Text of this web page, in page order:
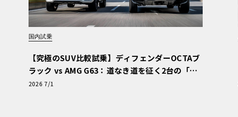
国内試乗
【究極のSUV比較試乗】ディフェンダーOCTAブ
ラック vs AMG G63：道なき道を征く2台の「対
極的アプローチ」
2026 7/1